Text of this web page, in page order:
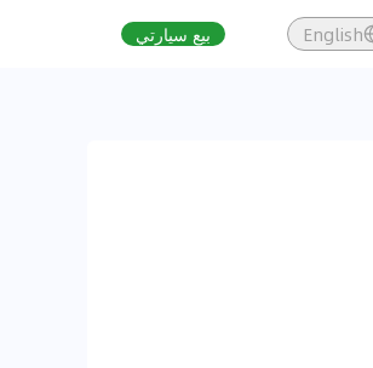
English بيع سيارتي